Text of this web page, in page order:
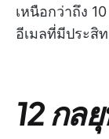
เหนือกว่าถึง
อีเมลที่มีประสิ
12 กล